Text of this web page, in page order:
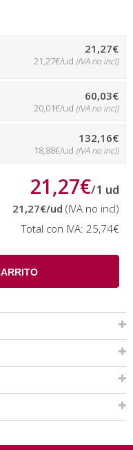
21,27€
21,27€/ud (IVA no incl)
60,03€
20,01€/ud (IVA no incl)
132,16€
18,88€/ud (IVA no incl)
21,27€/1 ud
21,27€/ud (IVA no incl)
Total con IVA: 25,74€